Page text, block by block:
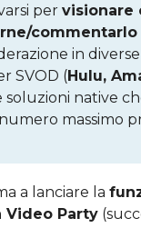
per visionare
in
SVOD (Hulu,
soluzioni native
massimo
a lanciare la
Video Party